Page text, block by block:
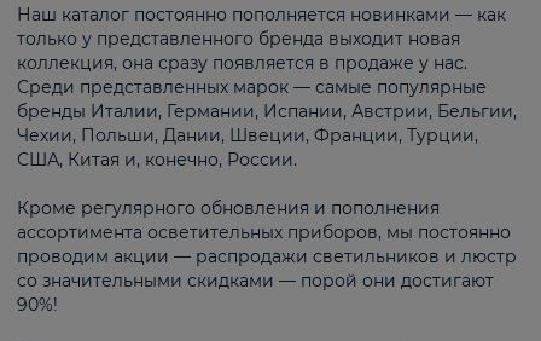
Наш каталог постоянно пополняется новинками — как
только у представленного бренда выходит новая
коллекция, она сразу появляется в продаже у нас.
Среди представленных марок — самые популярные
бренды Италии, Германии, Испании, Австрии, Бельгии,
Чехии, Польши, Дании, Швеции, Франции, Турции,
США, Китая и, конечно, России.
Кроме регулярного обновления и пополнения
ассортимента осветительных приборов, мы постоянно
проводим акции — распродажи светильников и люстр
со значительными скидками — порой они достигают
90%!